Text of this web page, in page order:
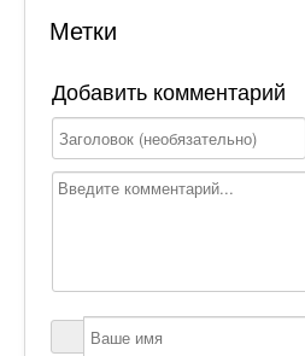
Метки
Добавить комментарий